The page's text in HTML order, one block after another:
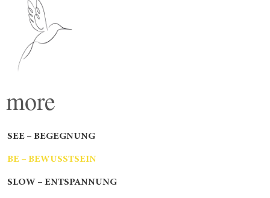
more
SEE – BEGEGNUNG
BE – BEWUSSTSEIN
SLOW – ENTSPANNUNG